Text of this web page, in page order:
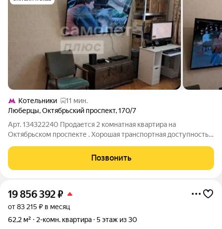
Котельники
11 мин.
Люберцы,Октябрьский проспект,170/7
Арт. 134322240 Продается 2 комнатная квартира на
Октябрьском проспекте . Хорошая транспортная доступность,
Позвонить
19 856 392₽
от 83 215 ₽ в месяц
62,2 м²
2-комн. квартира 5 этаж из 30